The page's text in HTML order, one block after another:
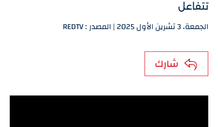
تتفاعل
الجمعة، 3 تشرين الأول 2025 | المصدر : REDTV
شارك